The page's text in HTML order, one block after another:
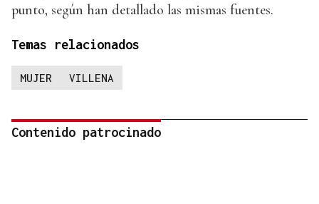
punto, según han detallado las mismas fuentes.
Temas relacionados
MUJER VILLENA
Contenido patrocinado